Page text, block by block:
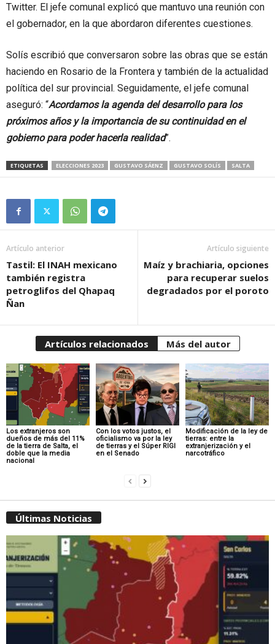
Twitter. El jefe comunal explicó que mantuvo una reunión con
el gobernador, en la que abordaron diferentes cuestiones.
Solís escribió que conversaron sobre las obras que se están
haciendo en Rosario de la Frontera y también de la actualidad
política del sur provincial. Seguidamente, el jefe comunal
aseguró: “Acordamos la agenda del desarrollo para los
próximos años y la importancia de su continuidad en el
gobierno para poder hacerla realidad”.
ETIQUETAS ELECCIONES 2023 GUSTAVO SÁENZ GUSTAVO SOLÍS SALTA
Artículo anterior
Tastil: El INAH mexicano
también registra
petroglifos del Qhapaq
Ñan
Artículo siguiente
Maíz y brachiaria, opciones
para recuperar suelos
degradados por el poroto
Artículos relacionados Más del autor
Los extranjeros son
dueños de más del 11%
de la tierra de Salta, el
doble que la media
nacional
Con los votos justos, el
oficialismo va por la ley
de tierras y el Súper RIGI
en el Senado
Modificación de la ley de
tierras: entre la
extranjerización y el
narcotráfico
Últimas Noticias